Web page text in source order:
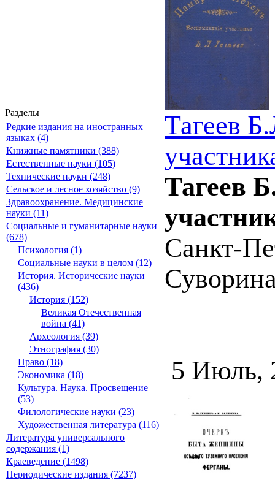
Разделы
Редкие издания на иностранных
языках (4)
Книжные памятники (388)
Естественные науки (105)
Технические науки (248)
Сельское и лесное хозяйство (9)
Здравоохранение. Медицинские
науки (11)
Социальные и гуманитарные науки
(678)
Психология (1)
Социальные науки в целом (12)
История. Исторические науки
(436)
История (152)
Великая Отечественная
война (41)
Археология (39)
Этнография (30)
Право (18)
Экономика (18)
Культура. Наука. Просвещение
(53)
Филологические науки (23)
Художественная литература (116)
Литература универсального
содержания (1)
Краеведение (1498)
Периодические издания (7237)
Тагеев
Тагеев
Санкт-
5 Июль,